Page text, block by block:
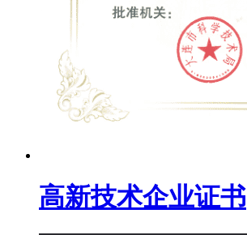
高新技术企业证书